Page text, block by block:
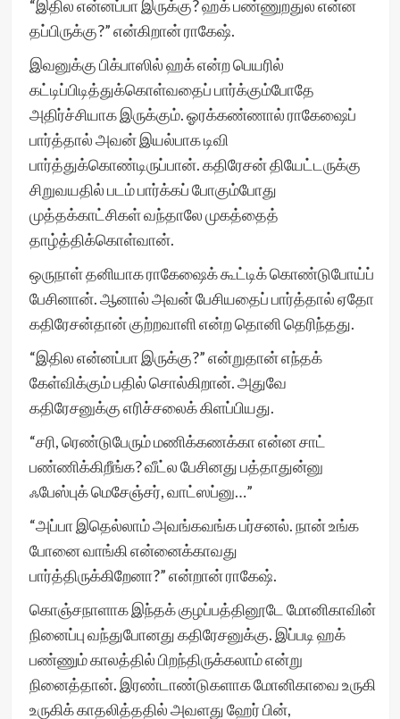
“இதில என்னப்பா இருக்கு? ஹக் பண்ணுறதுல என்ன
தப்பிருக்கு?” என்கிறான் ராகேஷ்.
இவனுக்கு பிக்பாஸில் ஹக் என்ற பெயரில்
கட்டிப்பிடித்துக்கொள்வதைப் பார்க்கும்போதே
அதிர்ச்சியாக இருக்கும். ஓரக்கண்ணால் ராகேஷைப்
பார்த்தால் அவன் இயல்பாக டிவி
பார்த்துக்கொண்டிருப்பான். கதிரேசன் தியேட்டருக்கு
சிறுவயதில் படம் பார்க்கப் போகும்போது
முத்தக்காட்சிகள் வந்தாலே முகத்தைத்
தாழ்த்திக்கொள்வான்.
ஒருநாள் தனியாக ராகேஷைக் கூட்டிக் கொண்டுபோய்ப்
பேசினான். ஆனால் அவன் பேசியதைப் பார்த்தால் ஏதோ
கதிரேசன்தான் குற்றவாளி என்ற தொனி தெரிந்தது.
“இதில என்னப்பா இருக்கு?” என்றுதான் எந்தக்
கேள்விக்கும் பதில் சொல்கிறான். அதுவே
கதிரேசனுக்கு எரிச்சலைக் கிளப்பியது.
“சரி, ரெண்டுபேரும் மணிக்கணக்கா என்ன சாட்
பண்ணிக்கிறீங்க? வீட்ல பேசினது பத்தாதுன்னு
ஃபேஸ்புக் மெசேஞ்சர், வாட்ஸப்னு…”
“அப்பா இதெல்லாம் அவங்கவங்க பர்சனல். நான் உங்க
போனை வாங்கி என்னைக்காவது
பார்த்திருக்கிறேனா?” என்றான் ராகேஷ்.
கொஞ்சநாளாக இந்தக் குழப்பத்தினூடே மோனிகாவின்
நினைப்பு வந்துபோனது கதிரேசனுக்கு. இப்படி ஹக்
பண்ணும் காலத்தில் பிறந்திருக்கலாம் என்று
நினைத்தான். இரண்டாண்டுகளாக மோனிகாவை உருகி
உருகிக் காதலித்ததில் அவளது ஹேர் பின்,